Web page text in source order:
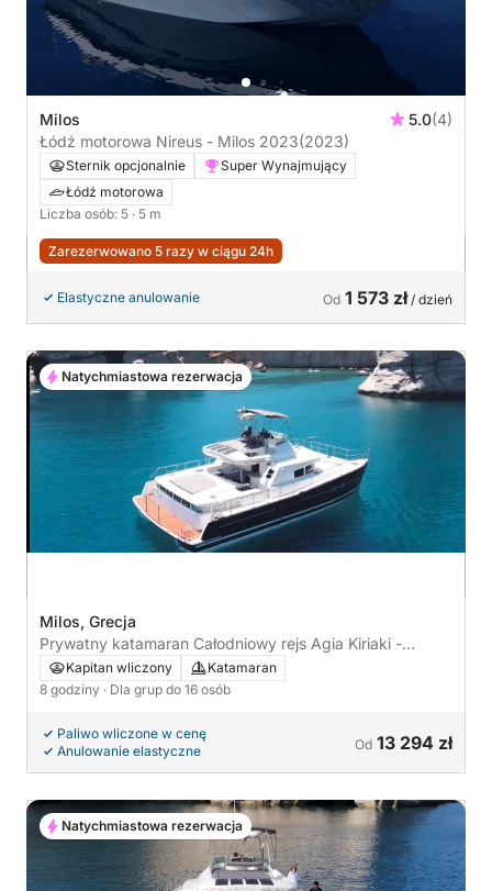
Milos 5.0(4)
Łódź motorowa Nireus - Milos 2023(2023)
Sternik opcjonalnie
Super Wynajmujący
Łódź motorowa
Liczba osób: 5 · 5 m
Zarezerwowano 5 razy w ciągu 24h
Elastyczne anulowanie Od 1 573 zł/ dzień
Milos, Grecja
Prywatny katamaran Całodniowy rejs Agia Kiriaki -
Kleftiko
Kapitan wliczony
Katamaran
8 godziny · Dla grup do 16 osób
Paliwo wliczone w cenę
Anulowanie elastyczne
Od 13 294 zł
Natychmiastowa rezerwacja
Natychmiastowa rezerwacja